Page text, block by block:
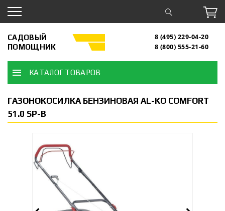
САДОВЫЙ
ПОМОЩНИК
8 (495) 229-04-20
8 (800) 555-21-60
КАТАЛОГ ТОВАРОВ
ГАЗОНОКОСИЛКА БЕНЗИНОВАЯ AL-KO COMFORT
51.0 SP-B